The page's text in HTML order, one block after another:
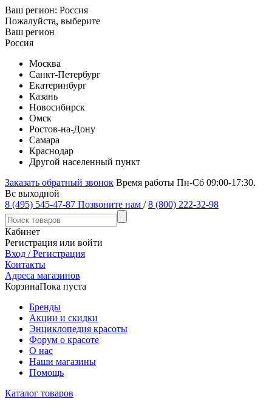
Ваш регион: Россия
Пожалуйста, выберите
Ваш регион
Россия
Москва
Санкт-Петербург
Екатеринбург
Казань
Новосибирск
Омск
Ростов-на-Дону
Самара
Краснодар
Другой населенный пункт
Заказать обратный звонок Время работы Пн-Сб 09:00-17:30.
Вс выходной
8 (495) 545-47-87 Позвоните нам / 8 (800) 222-32-98
Кабинет
Регистрация или войти
Вход / Регистрация
Контакты
Адреса магазинов
КорзинаПока пуста
Бренды
Акции и скидки
Энциклопедия красоты
Форум о красоте
О нас
Наши магазины
Помощь
Каталог товаров